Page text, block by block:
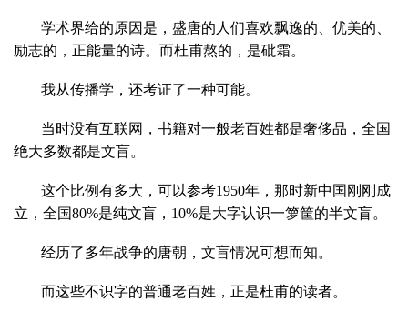
学术界给的原因是，盛唐的人们喜欢飘逸的、优美的、
励志的，正能量的诗。而杜甫熬的，是砒霜。
我从传播学，还考证了一种可能。
当时没有互联网，书籍对一般老百姓都是奢侈品，全国
绝大多数都是文盲。
这个比例有多大，可以参考1950年，那时新中国刚刚成
立，全国80%是纯文盲，10%是大字认识一箩筐的半文盲。
经历了多年战争的唐朝，文盲情况可想而知。
而这些不识字的普通老百姓，正是杜甫的读者。